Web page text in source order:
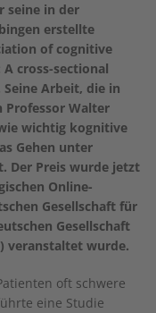
seine in der
erstellte
of cognitive
cross-sectional
Arbeit, die in
Professor Walter
wichtig kognitive
Gehen unter
Der Preis wurde jetzt
Online-
Gesellschaft für
Gesellschaft
veranstaltet wurde.
oft schwere
eine Studie